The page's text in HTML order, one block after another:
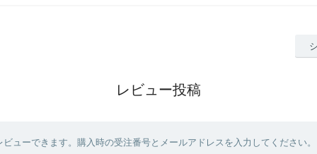
レビュー投稿
ューできます。購入時の受注番号とメールアドレスを入力してください。